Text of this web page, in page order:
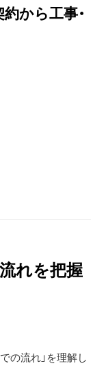
から工事・
れを把握
の流れ」を理解し